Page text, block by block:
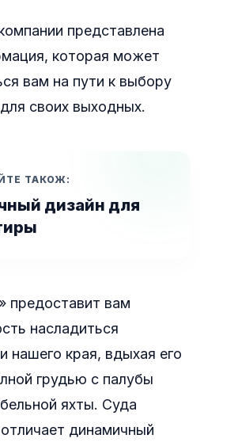
представлена
которая может
вам на пути к выбору
своих выходных.
ТАКОЖ:
дизайн для
предоставит вам
насладиться
нашего края, вдыхая его
грудью с палубы
яхты. Суда
динамичный